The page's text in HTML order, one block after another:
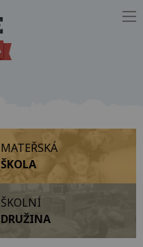
MATEŘSKÁ
ŠKOLA
ŠKOLNÍ
DRUŽINA